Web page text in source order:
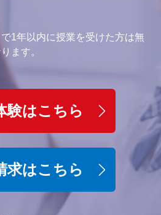
1年以内に授業を受けた方は無
ます。
験はこちら
求はこちら